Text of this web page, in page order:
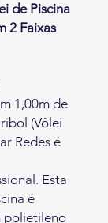
de Piscina
2 Faixas
1,00m de
(Vôlei
Redes é
Esta
é
polietileno